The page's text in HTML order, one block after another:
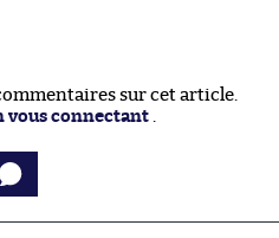
sur cet article.
vous connectant.